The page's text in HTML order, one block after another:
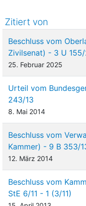
Zitiert von
Beschluss vom
Zivilsenat) - 3 U
25. Februar 2025
Urteil vom
243/13
8. Mai 2014
Beschluss vom
Kammer) - 9 B 353/
12. März 2014
Beschluss vom
StE 6/11 - 1 (3/11)